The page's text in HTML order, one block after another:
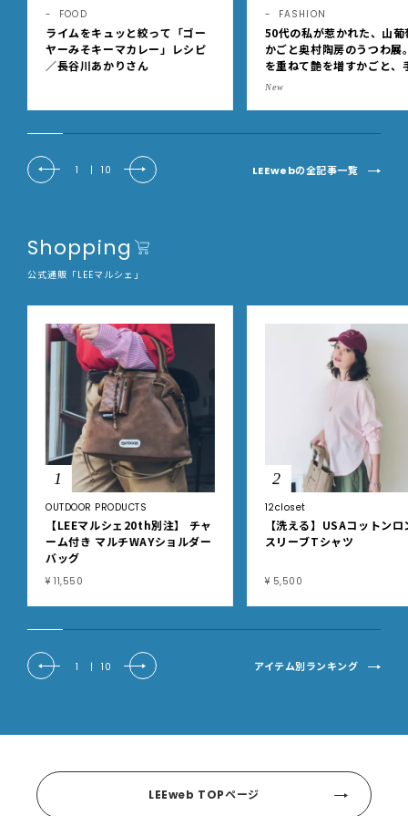
FOOD
ライムをキュッと絞って「ゴー
ヤーみそキーマカレー」レシピ
／長谷川あかりさん
FASHION
50代の私が惹かれた、山葡
かごと奥村陶房のうつわ展
を重ねて艶を増すかごと、
事の美しさに出会いました
New
1 | 10 LEEwebの全記事一覧
Shopping
公式通販「LEEマルシェ」
1
OUTDOOR PRODUCTS
【LEEマルシェ20th別注】 チャ
ーム付き マルチWAYショルダー
バッグ
¥ 11,550
2
12closet
【洗える】USAコットンロ
スリーブTシャツ
¥ 5,500
1 | 10 アイテム別ランキング
LEEweb TOPページ